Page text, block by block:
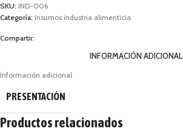
SKU: IND-006
Categoría: Insumos industria alimenticia
Compartir:
INFORMACIÓN ADICIONAL
Información adicional
PRESENTACIÓN
Productos relacionados